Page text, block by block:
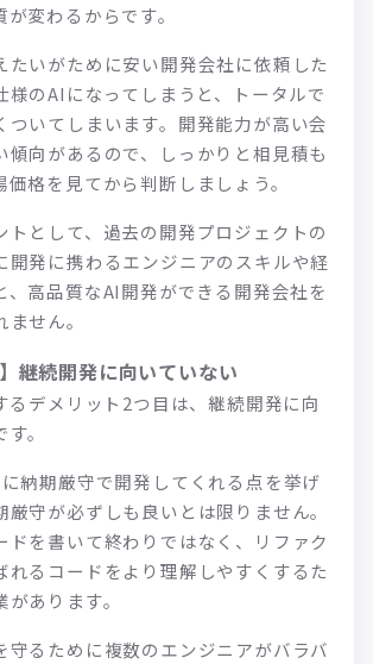
変わるからです。
たいがために安い開発会社に依頼した
様のAIになってしまうと、トータルで
ついてしまいます。開発能力が高い会
傾向があるので、しっかりと相見積も
価格を見てから判断しましょう。
トとして、過去の開発プロジェクトの
開発に携わるエンジニアのスキルや経
、高品質なAI開発ができる開発会社を
せん。
継続開発に向いていない
るデメリット2つ目は、継続開発に向
。
納期厳守で開発してくれる点を挙げ
厳守が必ずしも良いとは限りません。
ドを書いて終わりではなく、リファク
れるコードをより理解しやすくするた
あります。
守るために複数のエンジニアがバラバ